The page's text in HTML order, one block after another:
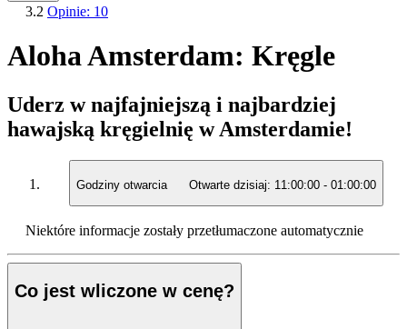
3.2 Opinie: 10
Aloha Amsterdam: Kręgle
Uderz w najfajniejszą i najbardziej
hawajską kręgielnię w Amsterdamie!
Godziny otwarcia Otwarte dzisiaj: 11:00:00 - 01:00:00
Niektóre informacje zostały przetłumaczone automatycznie
Co jest wliczone w cenę?